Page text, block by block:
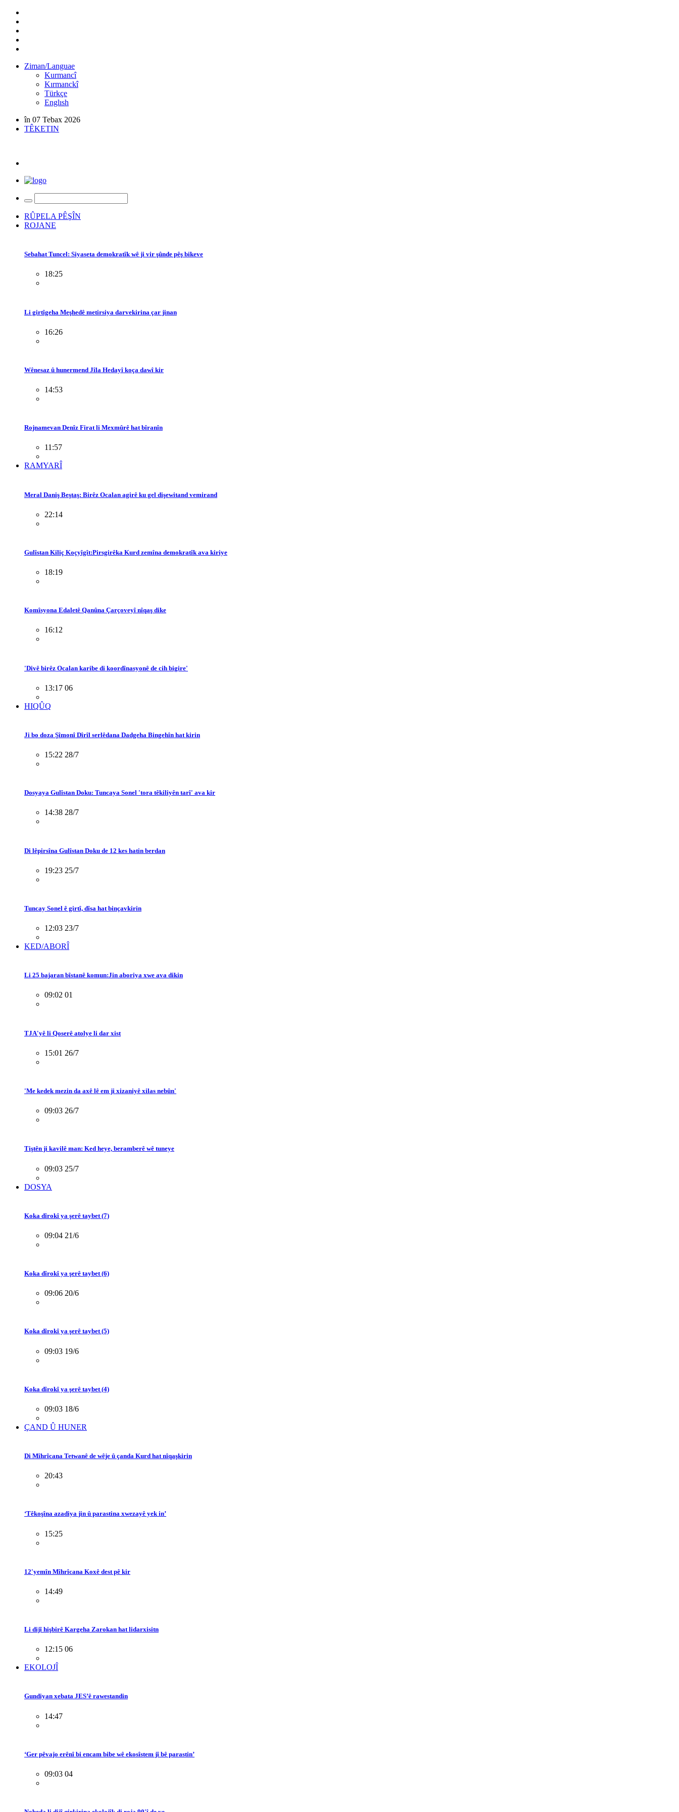
Ziman/Languae
Kurmancî
Kırmanckî
Türkçe
Englısh
în 07 Tebax 2026
TÊKETIN
RÛPELA PÊŞÎN
ROJANE
Sebahat Tuncel: Siyaseta demokratîk wê ji vir şûnde pêş bikeve
18:25
Li girtîgeha Meşhedê metirsiya darvekirina çar jinan
16:26
Wênesaz û hunermend Jîla Hedayî koça dawî kir
14:53
Rojnamevan Denîz Firat li Mexmûrê hat bîranîn
11:57
RAMYARÎ
Meral Daniş Beştaş: Birêz Ocalan agirê ku gel dişewitand vemirand
22:14
Gulîstan Kiliç Koçyîgît:Pirsgirêka Kurd zemîna demokratîk ava kiriye
18:19
Komîsyona Edaletê Qanûna Çarçoveyî nîqaş dike
16:12
'Divê birêz Ocalan karibe di koordînasyonê de cih bigire'
13:17 06
HIQÛQ
Ji bo doza Şîmonî Dîrîl serlêdana Dadgeha Bingehîn hat kirin
15:22 28/7
Dosyaya Gulîstan Doku: Tuncaya Sonel 'tora têkiliyên tarî' ava kir
14:38 28/7
Di lêpirsîna Gulîstan Doku de 12 kes hatin berdan
19:23 25/7
Tuncay Sonel ê girtî, dîsa hat binçavkirin
12:03 23/7
KED/ABORÎ
Li 25 bajaran bîstanê komun:Jin aboriya xwe ava dikin
09:02 01
TJA'yê li Qoserê atolye li dar xist
15:01 26/7
'Me kedek mezin da axê lê em ji xizaniyê xilas nebûn'
09:03 26/7
Tiştên ji kavilê man: Ked heye, beramberê wê tuneye
09:03 25/7
DOSYA
Koka dîrokî ya şerê taybet (7)
09:04 21/6
Koka dîrokî ya şerê taybet (6)
09:06 20/6
Koka dîrokî ya şerê taybet (5)
09:03 19/6
Koka dîrokî ya şerê taybet (4)
09:03 18/6
ÇAND Û HUNER
Di Mîhrîcana Tetwanê de wêje û çanda Kurd hat nîqaşkirin
20:43
‘Têkoşîna azadiya jin û parastina xwezayê yek in’
15:25
12'yemîn Mîhrîcana Koxê dest pê kir
14:49
Li dijî hişbirê Kargeha Zarokan hat lidarxisitn
12:15 06
EKOLOJÎ
Gundiyan xebata JES’ê rawestandin
14:47
‘Ger pêvajo erênî bi encam bibe wê ekosîstem jî bê parastin’
09:03 04